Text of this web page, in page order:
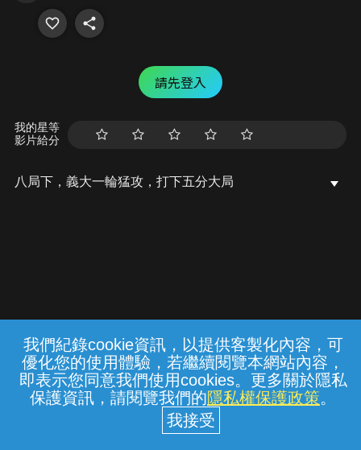
我們紀錄cookie資訊，以提供客製化內容，可
優化您的使用體驗，若繼續閱覽本網站內容，
即表示您同意我們使用cookies。更多關於隱私
保護資訊，請閱覽我們的隱私權保護政策。
請先登入
我的星等
影片給分
八局下，義大一輪猛攻，打下五分大局
常見問題 線上客服 服務條款 隱私權保護
中華電信股份有限公司個人家庭分公司
(統一編號：96979949) © 2026
{{notifyMsg}}